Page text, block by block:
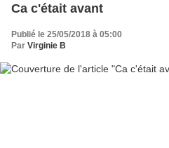
Ca c'était avant
Publié le 25/05/2018 à 05:00
Par Virginie B